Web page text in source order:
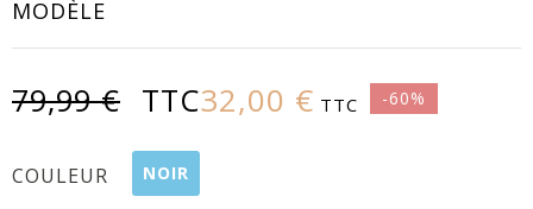
MODÈLE
79,99 € TTC32,00 € TTC -60%
COULEUR NOIR